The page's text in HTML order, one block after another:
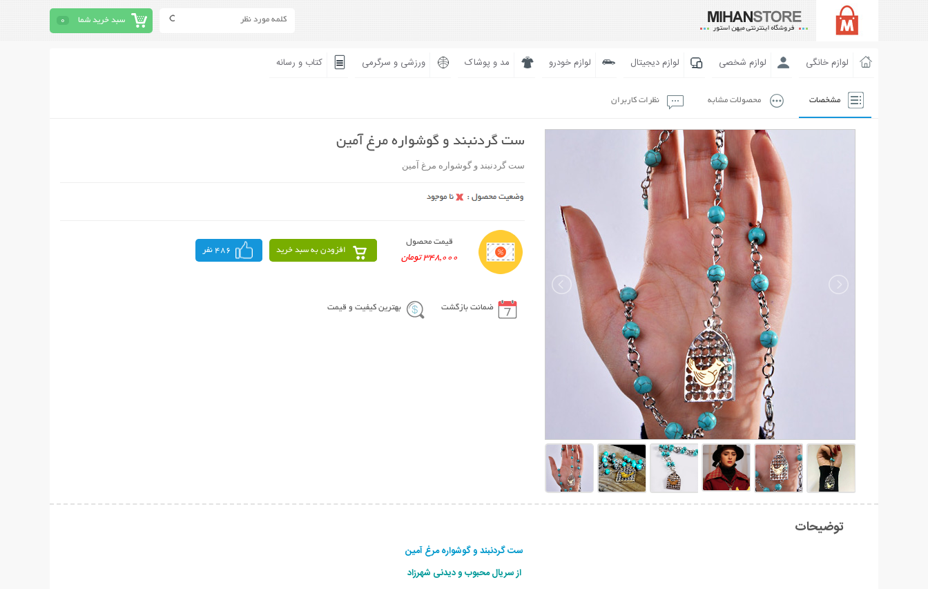
سبد خرید شما 0
لوازم خانگی لوازم شخصی لوازم دیجیتال لوازم خودرو مد و پوشاک ورزشی و سرگرمی کتاب و رسانه
مشخصات محصولات مشابه نظرات کاربران
ست گردنبند و گوشواره مرغ آمين
ست گردنبند و گوشواره مرغ آمين
قیمت محصول
348,000 تومان
افزودن به سبد خرید 486 نفر
ضمانت بازگشت بهترین کیفیت و قیمت
توضیحات
ست گردنبند و گوشواره مرغ آمين
از سریال محبوب و دیدنی شهرزاد